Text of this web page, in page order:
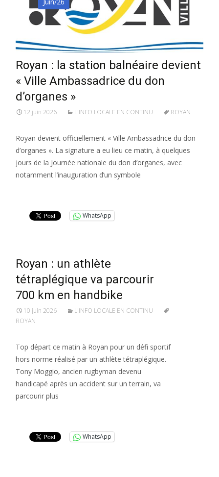
Royan : la station balnéaire devient
« Ville Ambassadrice du don
d’organes »
12 juin 2026 L'INFO LOCALE EN CONTINU ROYAN
Royan devient officiellement « Ville Ambassadrice du don
d’organes ». La signature a eu lieu ce matin, à quelques
jours de la Journée nationale du don d’organes, avec
notamment l’inauguration d’un symbole
WhatsApp
Royan : un athlète
tétraplégique va parcourir
700 km en handbike
10 juin 2026
L'INFO LOCALE EN CONTINU
ROYAN
Top départ ce matin à Royan pour un défi sportif
hors norme réalisé par un athlète tétraplégique.
Tony Moggio, ancien rugbyman devenu
handicapé après un accident sur un terrain, va
parcourir plus
WhatsApp